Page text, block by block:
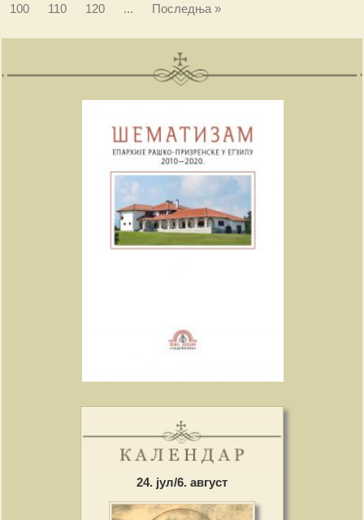
100 110 120 ... Последња »
24. јул/6. август